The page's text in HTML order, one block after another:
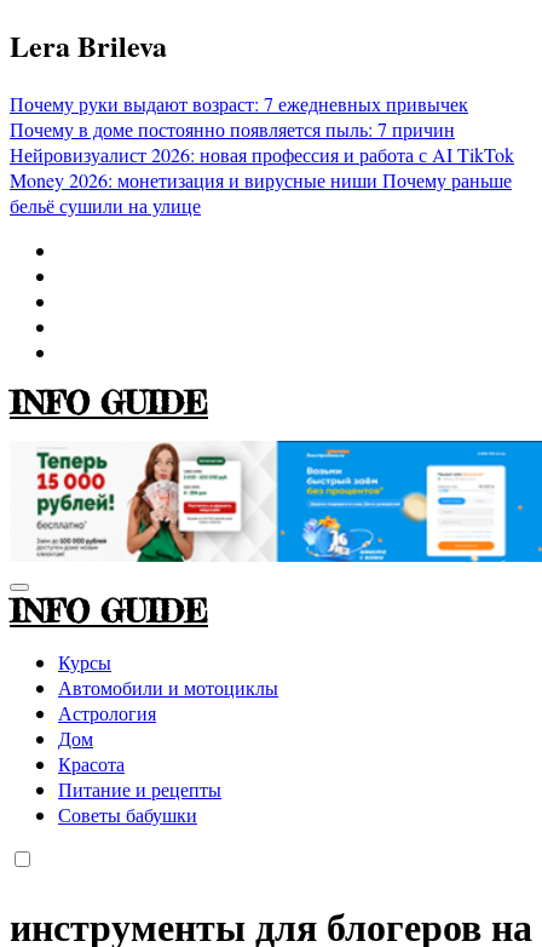
Перейти
к
Lera Brileva
Почему руки выдают возраст: 7 ежедневных привычек
Почему в доме постоянно появляется пыль: 7 причин
Нейровизуалист 2026: новая профессия и работа с AITikTok
Money 2026: монетизация и вирусные ниши Почему раньше
бельё сушили на улице
INFO GUIDE
INFO GUIDE
Курсы
Автомобили и мотоциклы
Астрология
Дом
Красота
Питание и рецепты
Советы бабушки
инструменты для блогеров на